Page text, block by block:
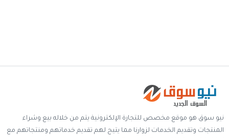
نيو سوق هو موقع مخصص للتجارة الإلكترونية يتم من خلاله بيع وشراء
المنتجات وتقديم الخدمات لزوارنا مما يتيح لهم تقديم خدماتهم ومنتجاتهم مع